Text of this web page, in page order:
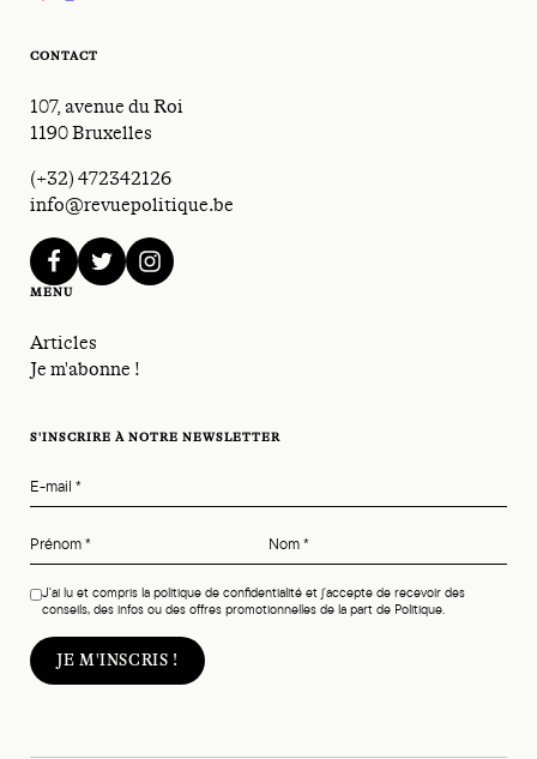
CONTACT
107, avenue du Roi
1190 Bruxelles
(+32) 472342126
info@revuepolitique.be
facebooktwitterinstagram
MENU
Articles
Je m'abonne !
S'INSCRIRE À NOTRE NEWSLETTER
E-mail *
Prénom* Nom*
J'ai lu et compris la politique de confidentialité et j'accepte de recevoir des
conseils, des infos ou des offres promotionnelles de la part de Politique.